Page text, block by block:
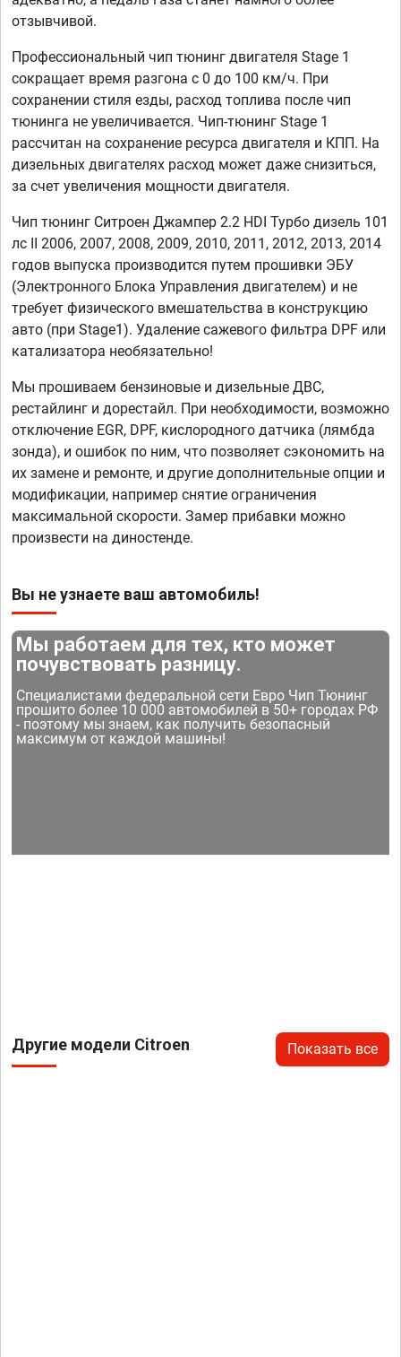
отзывчивой.
Профессиональный чип тюнинг двигателя Stage 1
сокращает время разгона с 0 до 100 км/ч. При
сохранении стиля езды, расход топлива после чип
тюнинга не увеличивается. Чип-тюнинг Stage 1
рассчитан на сохранение ресурса двигателя и КПП. На
дизельных двигателях расход может даже снизиться,
за счет увеличения мощности двигателя.
Чип тюнинг Ситроен Джампер 2.2 HDI Турбо дизель 101
лс II 2006, 2007, 2008, 2009, 2010, 2011, 2012, 2013, 2014
годов выпуска производится путем прошивки ЭБУ
(Электронного Блока Управления двигателем) и не
требует физического вмешательства в конструкцию
авто (при Stage1). Удаление сажевого фильтра DPF или
катализатора необязательно!
Мы прошиваем бензиновые и дизельные ДВС,
рестайлинг и дорестайл. При необходимости, возможно
отключение EGR, DPF, кислородного датчика (лямбда
зонда), и ошибок по ним, что позволяет сэкономить на
их замене и ремонте, и другие дополнительные опции и
модификации, например снятие ограничения
максимальной скорости. Замер прибавки можно
произвести на диностенде.
Вы не узнаете ваш автомобиль!
Мы работаем для тех, кто может
почувствовать разницу.
Специалистами федеральной сети Евро Чип Тюнинг
прошито более 10 000 автомобилей в 50+ городах РФ
- поэтому мы знаем, как получить безопасный
максимум от каждой машины!
Другие модели Citroen Показать все